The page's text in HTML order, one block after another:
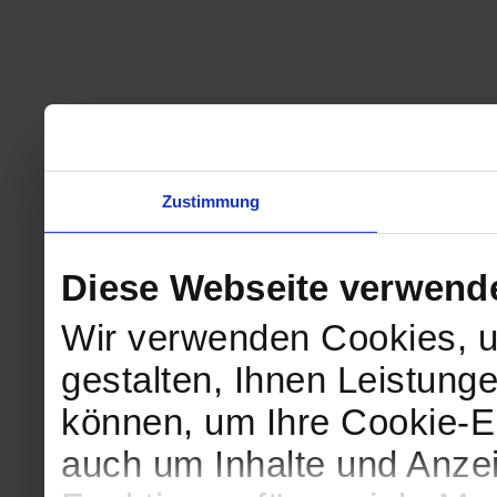
Zustimmung
Diese Webseite
Wir verwenden Cookies,
gestalten, Ihnen
können, um Ihre Cookie-
auch um Inhalte und